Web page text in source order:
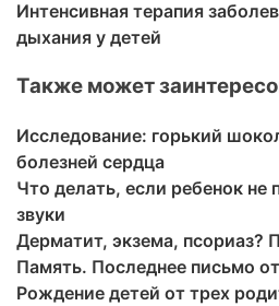
Интенсивная терапия
дыхания у детей
Также может
Исследование: горький
болезней сердца
Что делать, если ребенок
звуки
Дерматит, экзема, псориаз?
Память. Последнее письмо
Рождение детей от трех